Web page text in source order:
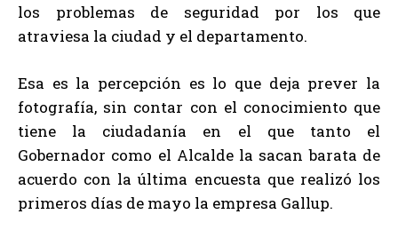
los problemas de seguridad por los que
atraviesa la ciudad y el departamento.
Esa es la percepción es lo que deja prever la
fotografía, sin contar con el conocimiento que
tiene la ciudadanía en el que tanto el
Gobernador como el Alcalde la sacan barata de
acuerdo con la última encuesta que realizó los
primeros días de mayo la empresa Gallup.